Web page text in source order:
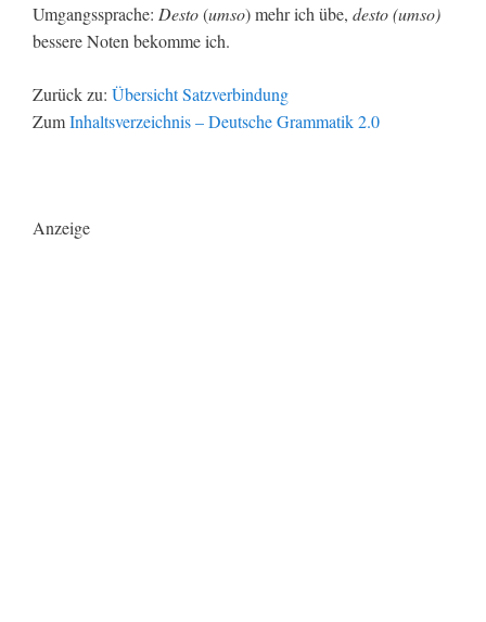
Umgangssprache: Desto(umso) mehr ich übe, desto (umso)
bessere Noten bekomme ich.
Zurück zu: Übersicht Satzverbindung
ZumInhaltsverzeichnis – Deutsche Grammatik 2.0
Anzeige